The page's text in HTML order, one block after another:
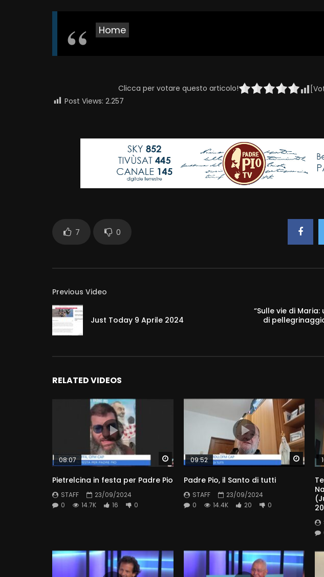
Home
Clicca per votare questo articolo!
Post Views: 2.257
7 0
Previous Video
Just Today 9 Aprile 2024
“Sulle vie di
di
RELATED VIDEOS
Watch Later
08:07
Pietrelcina in festa per Padre Pio
STAFF
23/09/2024
0
14.7K 16 0
09:52
Padre Pio, il Santo di tutti
STAFF
23/09/2024
0
14.4K 20 0